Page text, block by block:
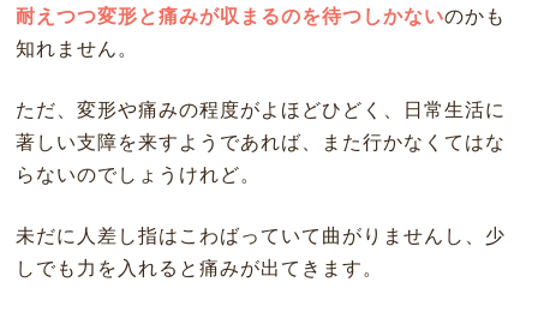
耐えつつ変形と痛みが収まるのを待つしかないのかも
知れません。
ただ、変形や痛みの程度がよほどひどく、日常生活に
著しい支障を来すようであれば、また行かなくてはな
らないのでしょうけれど。
未だに人差し指はこわばっていて曲がりませんし、少
しでも力を入れると痛みが出てきます。